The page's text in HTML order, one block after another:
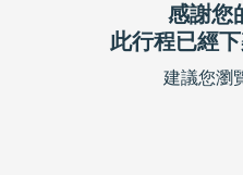
感謝您
此行程已經下
建議您瀏